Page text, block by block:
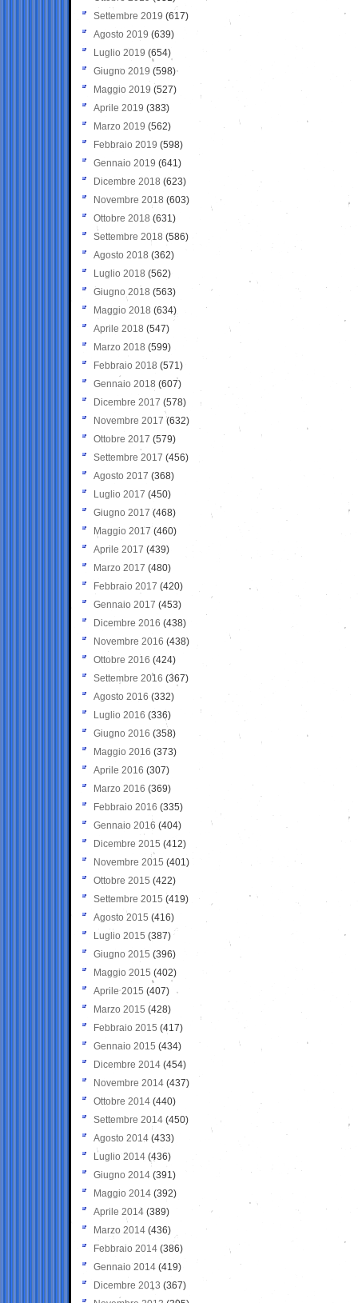
Settembre 2019 (617)
Agosto 2019 (639)
Luglio 2019 (654)
Giugno 2019 (598)
Maggio 2019 (527)
Aprile 2019 (383)
Marzo 2019 (562)
Febbraio 2019 (598)
Gennaio 2019 (641)
Dicembre 2018 (623)
Novembre 2018 (603)
Ottobre 2018 (631)
Settembre 2018 (586)
Agosto 2018 (362)
Luglio 2018 (562)
Giugno 2018 (563)
Maggio 2018 (634)
Aprile 2018 (547)
Marzo 2018 (599)
Febbraio 2018 (571)
Gennaio 2018 (607)
Dicembre 2017 (578)
Novembre 2017 (632)
Ottobre 2017 (579)
Settembre 2017 (456)
Agosto 2017 (368)
Luglio 2017 (450)
Giugno 2017 (468)
Maggio 2017 (460)
Aprile 2017 (439)
Marzo 2017 (480)
Febbraio 2017 (420)
Gennaio 2017 (453)
Dicembre 2016 (438)
Novembre 2016 (438)
Ottobre 2016 (424)
Settembre 2016 (367)
Agosto 2016 (332)
Luglio 2016 (336)
Giugno 2016 (358)
Maggio 2016 (373)
Aprile 2016 (307)
Marzo 2016 (369)
Febbraio 2016 (335)
Gennaio 2016 (404)
Dicembre 2015 (412)
Novembre 2015 (401)
Ottobre 2015 (422)
Settembre 2015 (419)
Agosto 2015 (416)
Luglio 2015 (387)
Giugno 2015 (396)
Maggio 2015 (402)
Aprile 2015 (407)
Marzo 2015 (428)
Febbraio 2015 (417)
Gennaio 2015 (434)
Dicembre 2014 (454)
Novembre 2014 (437)
Ottobre 2014 (440)
Settembre 2014 (450)
Agosto 2014 (433)
Luglio 2014 (436)
Giugno 2014 (391)
Maggio 2014 (392)
Aprile 2014 (389)
Marzo 2014 (436)
Febbraio 2014 (386)
Gennaio 2014 (419)
Dicembre 2013 (367)